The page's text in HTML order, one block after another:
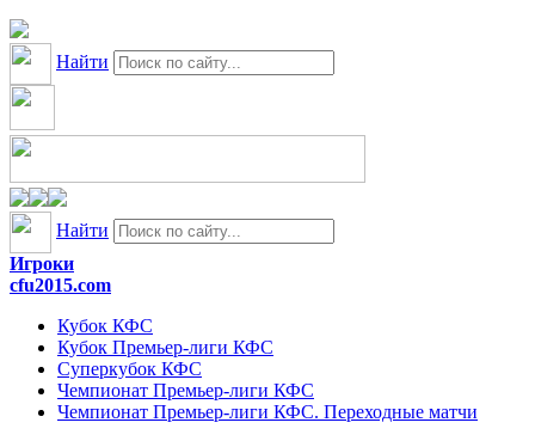
Найти
Найти
Игроки
cfu2015.com
Кубок КФС
Кубок Премьер-лиги КФС
Суперкубок КФС
Чемпионат Премьер-лиги КФС
Чемпионат Премьер-лиги КФС. Переходные матчи